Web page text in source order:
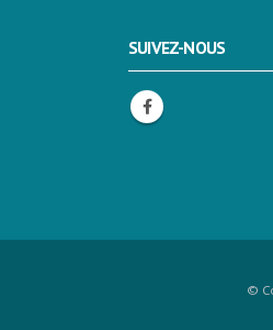
SUIVEZ-NOUS
©